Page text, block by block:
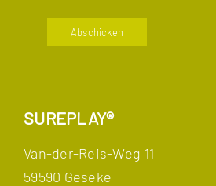
Abschicken
SUREPLAY®
Van-der-Reis-Weg 11
59590 Geseke